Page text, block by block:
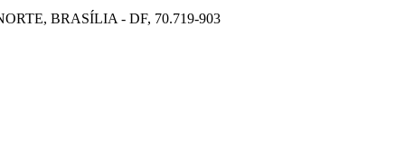
BRASÍLIA - DF, 70.719-903